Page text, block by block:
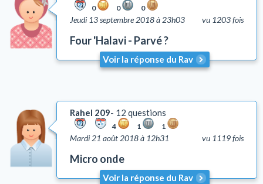
0 0 0
vu 1203 fois
Jeudi 13 septembre 2018 à 23h03
Four 'Halavi - Parvé ?
Voir la réponse du Rav
Rahel 209 12 questions
4 1 1
vu 1119 fois
Mardi 21 août 2018 à 12h31
Micro onde
Voir la réponse du Rav